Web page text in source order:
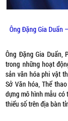
Ông Đặng Gia Duẩn
Ông Đặng Gia Duẩn,
trong những hoạt
sản văn hóa phi vật
Sở Văn hóa, Thể
dựng mô hình mẫu có
thiểu số trên địa bàn